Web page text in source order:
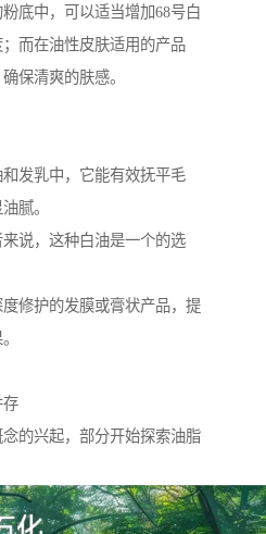
底中，可以适当增加68号白
而在油性皮肤适用的产品
保清爽的肤感。
发乳中，它能有效抚平毛
腻。
说，这种白油是一个的选
修护的发膜或膏状产品，提
存
的兴起，部分开始探索油脂